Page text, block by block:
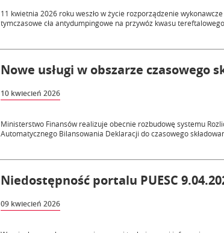
11 kwietnia 2026 roku weszło w życie rozporządzenie
tymczasowe cła antydumpingowe na przywóz kwasu tereftalowego
Nowe usługi w obszarze czasowego
10 kwiecień 2026
Ministerstwo Finansów realizuje obecnie rozbudowę systemu
Automatycznego Bilansowania Deklaracji do czasowego
Niedostępność portalu PUESC
09 kwiecień 2026